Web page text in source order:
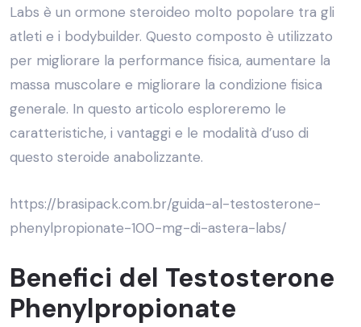
Labs è un ormone steroideo molto popolare tra gli
atleti e i bodybuilder. Questo composto è utilizzato
per migliorare la performance fisica, aumentare la
massa muscolare e migliorare la condizione fisica
generale. In questo articolo esploreremo le
caratteristiche, i vantaggi e le modalità d’uso di
questo steroide anabolizzante.
https://brasipack.com.br/guida-al-testosterone-
phenylpropionate-100-mg-di-astera-labs/
Benefici del Testosterone
Phenylpropionate